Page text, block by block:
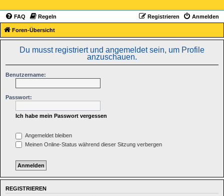
FAQ Regeln Anmelden
Registrieren
Foren-Übersicht
Du musst registriert und angemeldet sein, um Profile
anzuschauen.
Benutzername:
Passwort:
Ich habe mein Passwort vergessen
Angemeldet bleiben
Meinen Online-Status während dieser Sitzung verbergen
REGISTRIEREN